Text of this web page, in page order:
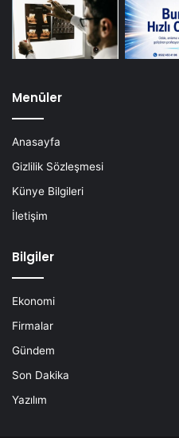
Menüler
Anasayfa
Gizlilik Sözleşmesi
Künye Bilgileri
İletişim
Bilgiler
Ekonomi
Firmalar
Gündem
Son Dakika
Yazılım